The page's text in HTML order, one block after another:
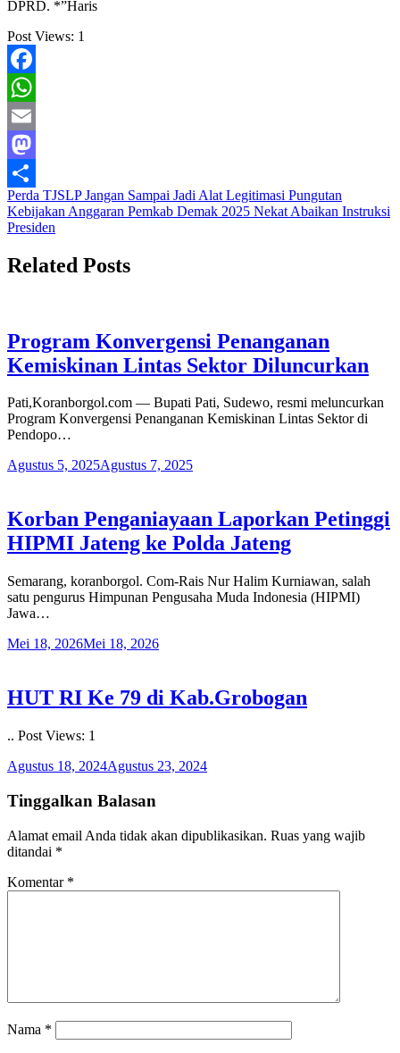
DPRD. *”Haris
Post Views: 1
Facebook
WhatsApp
Email
Mastodon
Share
Navigasi
pos
Perda TJSLP Jangan Sampai Jadi Alat Legitimasi Pungutan
Kebijakan Anggaran Pemkab Demak 2025 Nekat Abaikan Instruksi
Presiden
Related Posts
Program Konvergensi Penanganan
Kemiskinan Lintas Sektor Diluncurkan
Pati,Koranborgol.com — Bupati Pati, Sudewo, resmi meluncurkan
Program Konvergensi Penanganan Kemiskinan Lintas Sektor di
Pendopo…
Agustus 5, 2025Agustus 7, 2025
Korban Penganiayaan Laporkan Petinggi
HIPMI Jateng ke Polda Jateng
Semarang, koranborgol. Com-Rais Nur Halim Kurniawan, salah
satu pengurus Himpunan Pengusaha Muda Indonesia (HIPMI)
Jawa…
Mei 18, 2026Mei 18, 2026
HUT RI Ke 79 di Kab.Grobogan
.. Post Views: 1
Agustus 18, 2024Agustus 23, 2024
Tinggalkan Balasan
Alamat email Anda tidak akan dipublikasikan. Ruas yang wajib
ditandai *
Komentar *
Nama *